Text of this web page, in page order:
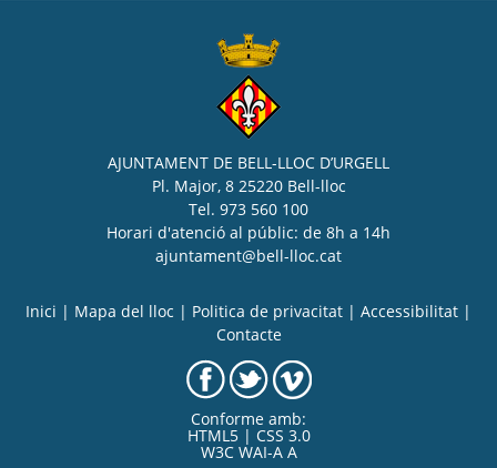
AJUNTAMENT DE BELL-LLOC D’URGELL
Pl. Major, 8 25220 Bell-lloc
Tel. 973 560 100
Horari d'atenció al públic: de 8h a 14h
ajuntament@bell-lloc.cat
Inici Mapa del lloc Politica de privacitat Accessibilitat
Contacte
Conforme amb:
HTML5 | CSS 3.0
W3C WAI-A A